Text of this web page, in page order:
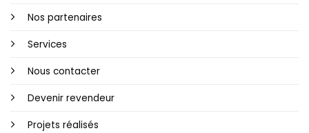
Nos partenaires
Services
Nous contacter
Devenir revendeur
Projets réalisés